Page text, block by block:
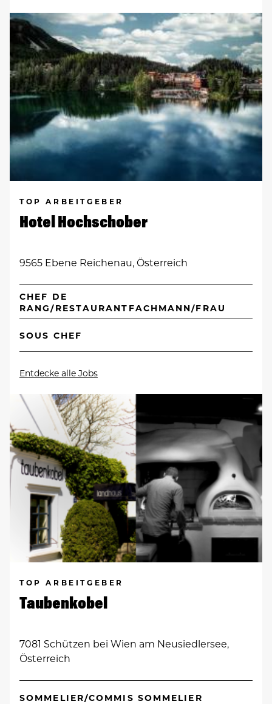
TOP ARBEITGEBER
Hotel Hochschober
9565 Ebene Reichenau, Österreich
CHEF DE
RANG/RESTAURANTFACHMANN/FRAU
SOUS CHEF
Entdecke alle Jobs
TOP ARBEITGEBER
Taubenkobel
7081 Schützen bei Wien am Neusiedlersee,
Österreich
SOMMELIER/COMMIS SOMMELIER